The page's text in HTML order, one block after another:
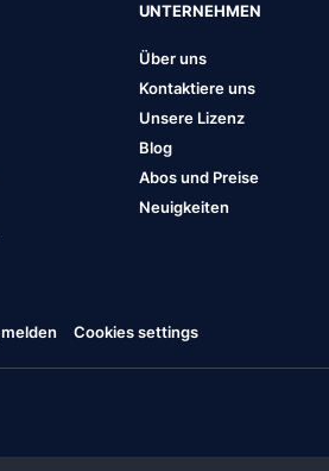
UNTERNEHMEN
Über uns
Kontaktiere uns
Unsere Lizenz
Blog
Abos und Preise
Neuigkeiten
Cookies settings